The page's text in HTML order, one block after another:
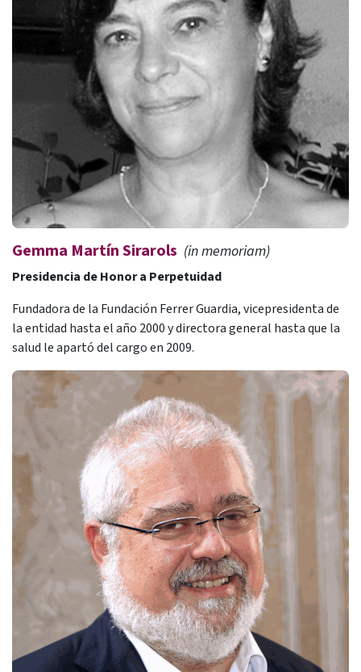
Gemma Martín Sirarols (in memoriam)
Presidencia de Honor a Perpetuidad
Fundadora de la Fundación Ferrer Guardia, vicepresidenta de
la entidad hasta el año 2000 y directora general hasta que la
salud le apartó del cargo en 2009.